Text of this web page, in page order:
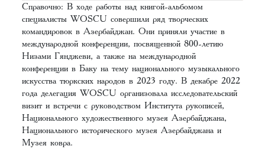
Справочно: В ходе работы над книгой-альбомом
специалисты WOSCU совершили ряд творческих
командировок в Азербайджан. Они приняли участие в
международной конференции, посвященной 800-летию
Низами Гянджеви, а также на международной
конференции в Баку на тему национального музыкального
искусства тюркских народов в 2023 году. В декабре 2022
года делегация WOSCU организовала исследовательский
визит и встречи с руководством Института рукописей,
Национального художественного музея Азербайджана,
Национального исторического музея Азербайджана и
Музея ковра.